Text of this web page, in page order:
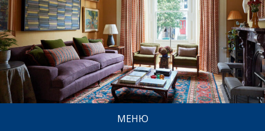
МЕНЮ